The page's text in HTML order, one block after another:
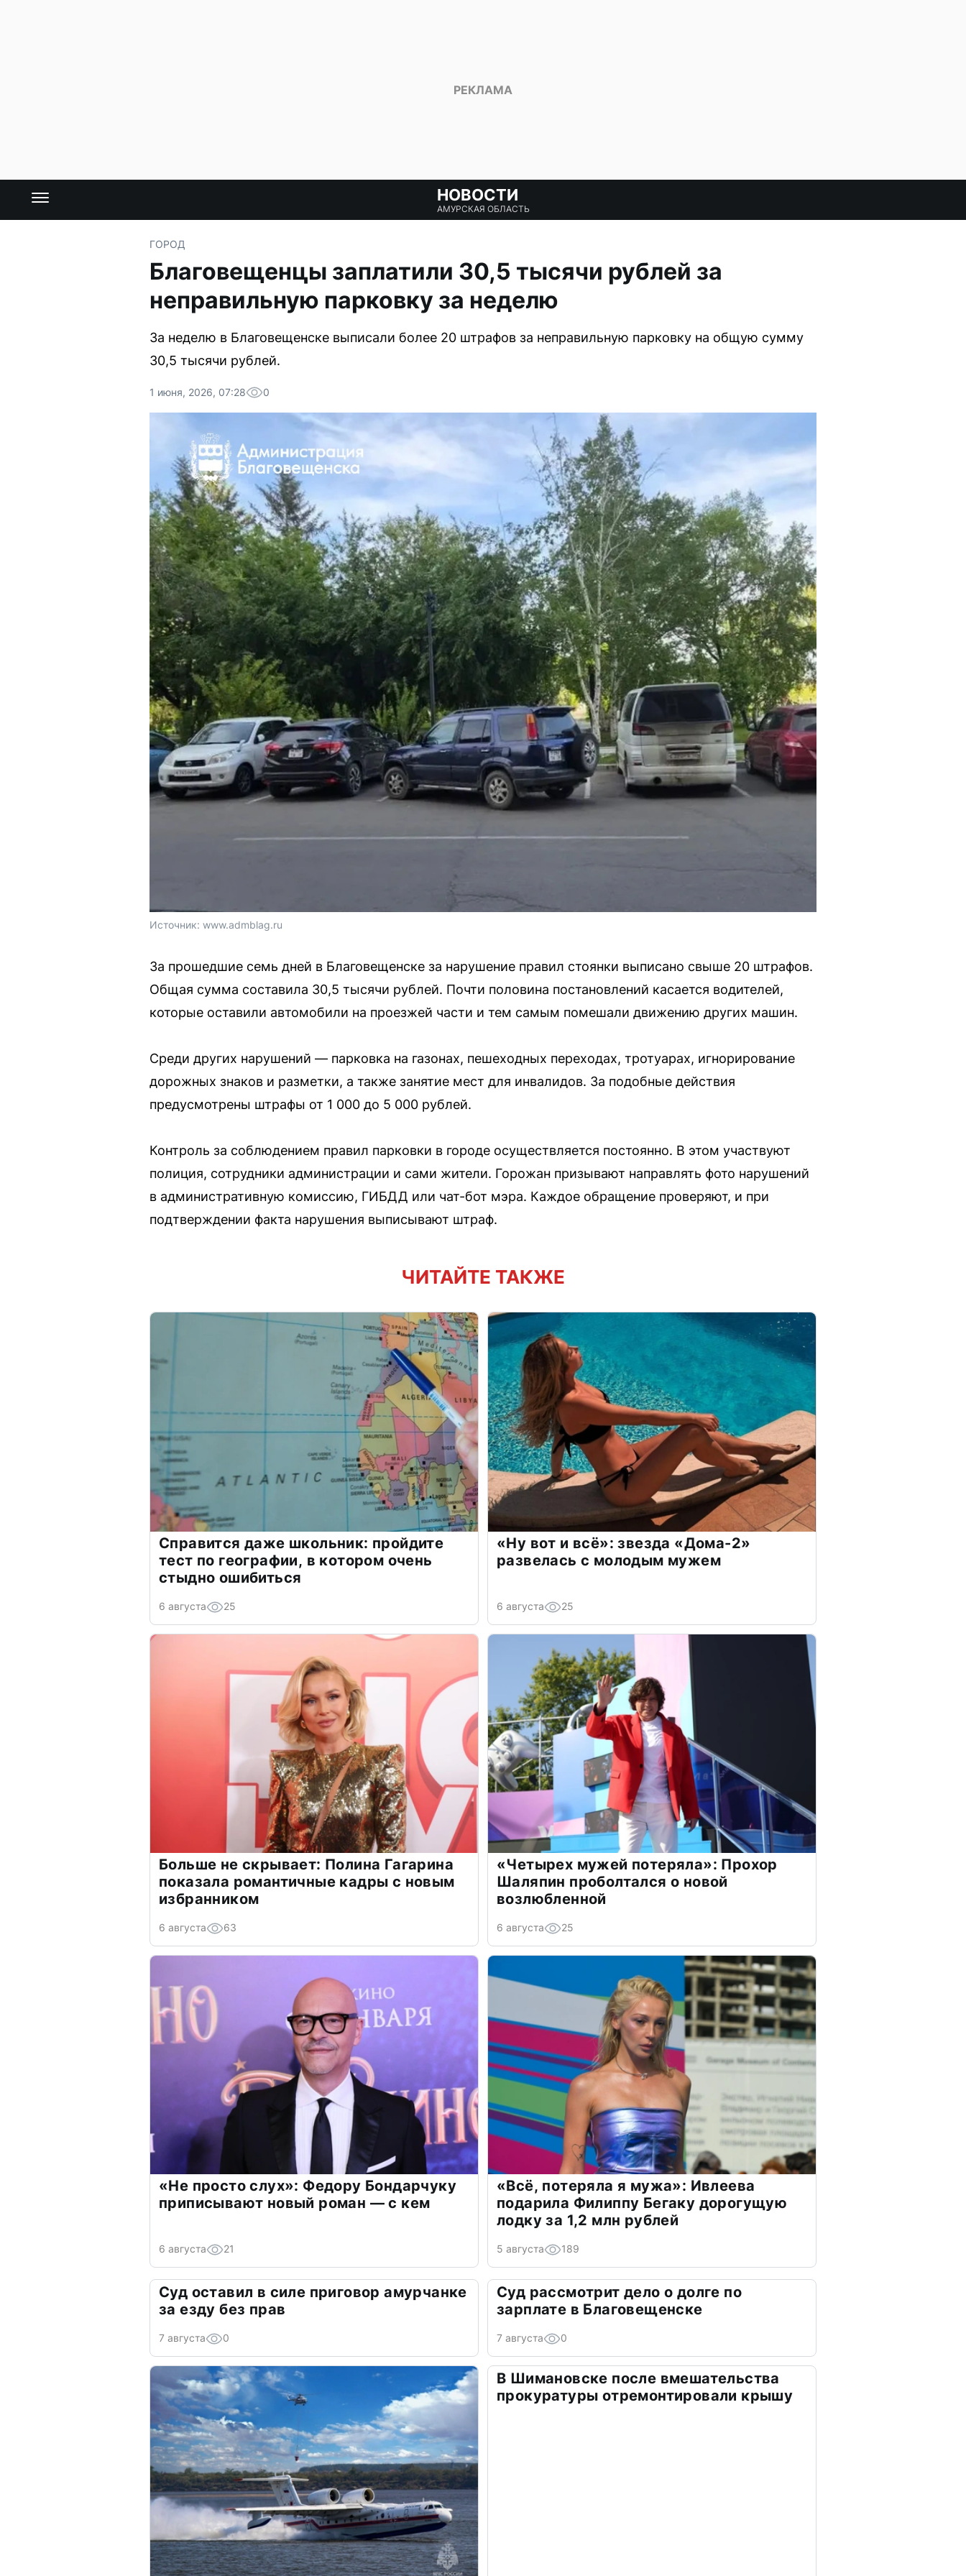
НОВОСТИ
АМУРСКАЯ ОБЛАСТЬ
ГОРОД
Благовещенцы заплатили 30,5 тысячи рублей за
неправильную парковку за неделю
За неделю в Благовещенске выписали более 20 штрафов за неправильную парковку на общую сумму
30,5 тысячи рублей.
1 июня, 2026, 07:28 0
Источник: www.admblag.ru
За прошедшие семь дней в Благовещенске за нарушение правил стоянки выписано свыше 20 штрафов.
Общая сумма составила 30,5 тысячи рублей. Почти половина постановлений касается водителей,
которые оставили автомобили на проезжей части и тем самым помешали движению других машин.
Среди других нарушений — парковка на газонах, пешеходных переходах, тротуарах, игнорирование
дорожных знаков и разметки, а также занятие мест для инвалидов. За подобные действия
предусмотрены штрафы от 1 000 до 5 000 рублей.
Контроль за соблюдением правил парковки в городе осуществляется постоянно. В этом участвуют
полиция, сотрудники администрации и сами жители. Горожан призывают направлять фото нарушений
в административную комиссию, ГИБДД или чат-бот мэра. Каждое обращение проверяют, и при
подтверждении факта нарушения выписывают штраф.
ЧИТАЙТЕ ТАКЖЕ
Справится даже школьник: пройдите
тест по географии, в котором очень
стыдно ошибиться
6 августа 25
«Ну вот и всё»: звезда «Дома-2»
развелась с молодым мужем
6 августа 25
Больше не скрывает: Полина Гагарина
показала романтичные кадры с новым
избранником
6 августа 63
«Четырех мужей потеряла»: Прохор
Шаляпин проболтался о новой
возлюбленной
6 августа 25
«Не просто слух»: Федору Бондарчуку
приписывают новый роман — с кем
6 августа 21
«Всё, потеряла я мужа»: Ивлеева
подарила Филиппу Бегаку дорогущую
лодку за 1,2 млн рублей
5 августа 189
Суд оставил в силе приговор амурчанке
за езду без прав
7 августа 0
Суд рассмотрит дело о долге по
зарплате в Благовещенске
7 августа 0
В Шимановске после вмешательства
прокуратуры отремонтировали крышу